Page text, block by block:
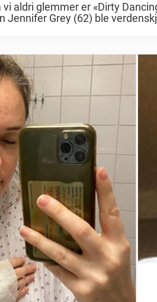
aldri glemmer er «Dirty
Jennifer Grey (62) ble